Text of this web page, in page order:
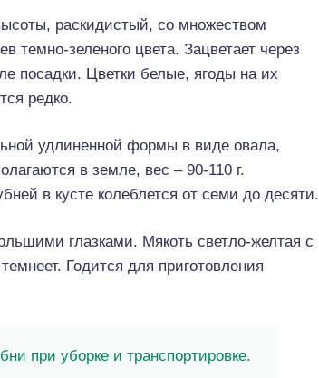
раскидистый, со множеством
темно-зеленого цвета. Зацветает через
посадки. Цветки белые, ягоды на их
редко.
удлиненной формы в виде овала,
в земле, вес – 90-110 г.
в кусте колеблется от семи до десяти.
глазками. Мякоть светло-желтая с
Годится для приготовления
при уборке и транспортировке.